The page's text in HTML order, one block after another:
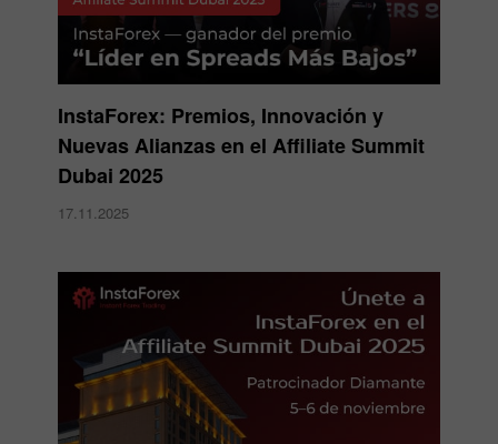
InstaForex: Premios, Innovación y
Nuevas Alianzas en el Affiliate Summit
Dubai 2025
17.11.2025